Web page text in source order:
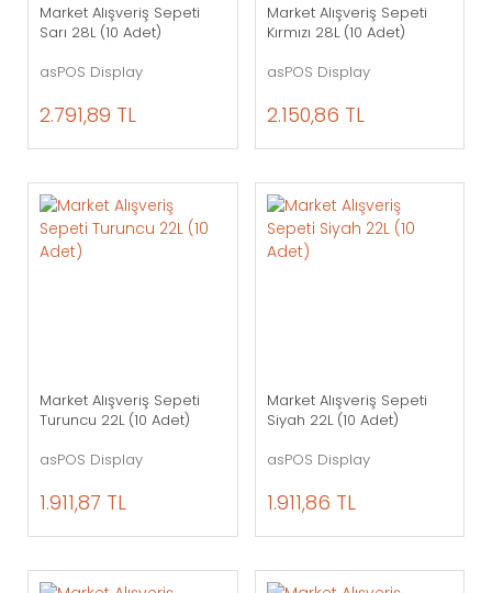
Market Alışveriş Sepeti
Sarı 28L (10 Adet)
asPOS Display
2.791,89 TL
Market Alışveriş Sepeti
Kırmızı 28L (10 Adet)
asPOS Display
2.150,86 TL
Market Alışveriş Sepeti
Turuncu 22L (10 Adet)
asPOS Display
1.911,87 TL
Market Alışveriş Sepeti
Siyah 22L (10 Adet)
asPOS Display
1.911,86 TL